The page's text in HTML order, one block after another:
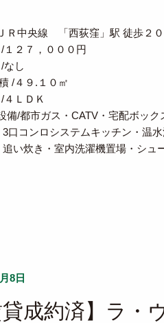
Ｒ中央線 「西荻窪」駅 徒歩２
２７，０００円
なし
/４９.１０㎡
４ＬＤＫ
備/都市ガス・CATV・宅配ボッ
ロシステムキッチン・温水洗
・室内洗濯機置場・シュー
8日
貸成約済】ラ・